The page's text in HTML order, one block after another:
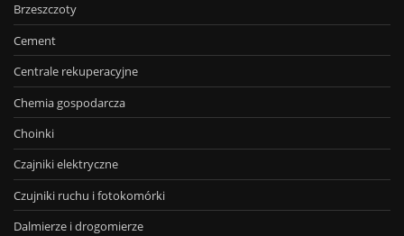
Brzeszczoty
Cement
Centrale rekuperacyjne
Chemia gospodarcza
Choinki
Czajniki elektryczne
Czujniki ruchu i fotokomórki
Dalmierze i drogomierze